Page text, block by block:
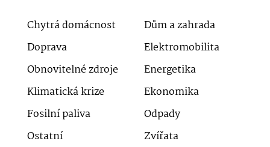
Chytrá domácnost
Dům a zahrada
Doprava
Elektromobilita
Obnovitelné zdroje
Energetika
Klimatická krize
Ekonomika
Fosilní paliva
Odpady
Ostatní
Zvířata